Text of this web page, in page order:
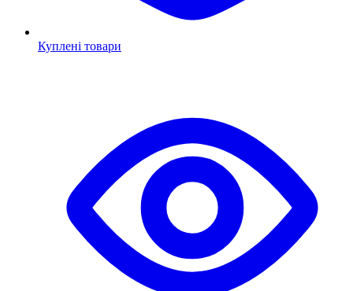
Куплені товари